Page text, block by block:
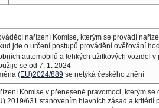
nařízení Komise, kterým se provádí
jde o určení postupů provádění ověřování
automobilů a lehkých užitkových vozidel
se od 7. 1. 2024
(EU)2024/889 se netýká českého znění
Komise v přenesené pravomoci, kterým
2019/631 stanovením hlavních zásad a kritérií